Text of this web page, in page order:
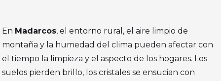
En Madarcos, el entorno rural, el aire limpio de
montaña y la humedad del clima pueden afectar con
el tiempo la limpieza y el aspecto de los hogares. Los
suelos pierden brillo, los cristales se ensucian con